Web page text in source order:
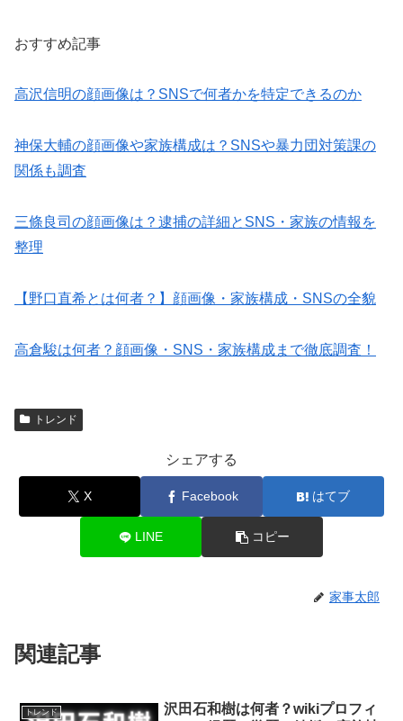
おすすめ記事
高沢信明の顔画像は？SNSで何者かを特定できるのか
神保大輔の顔画像や家族構成は？SNSや暴力団対策課の
関係も調査
三條良司の顔画像は？逮捕の詳細とSNS・家族の情報を
整理
【野口直希とは何者？】顔画像・家族構成・SNSの全貌
高倉駿は何者？顔画像・SNS・家族構成まで徹底調査！
トレンド
シェアする
X Facebook はてブ
LINE コピー
家事太郎
関連記事
トレンド
沢田石和樹は何者？wikiプロフィ